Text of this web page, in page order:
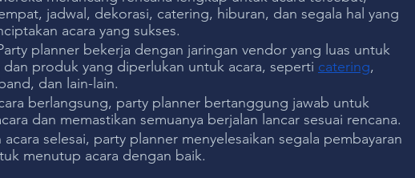
jadwal, dekorasi, catering, hiburan, dan segala hal yang
acara yang sukses.
planner bekerja dengan jaringan vendor yang luas untuk
dan produk yang diperlukan untuk acara, seperti catering,
dan lain-lain.
berlangsung, party planner bertanggung jawab untuk
dan memastikan semuanya berjalan lancar sesuai rencana.
acara selesai, party planner menyelesaikan segala pembayaran
menutup acara dengan baik.